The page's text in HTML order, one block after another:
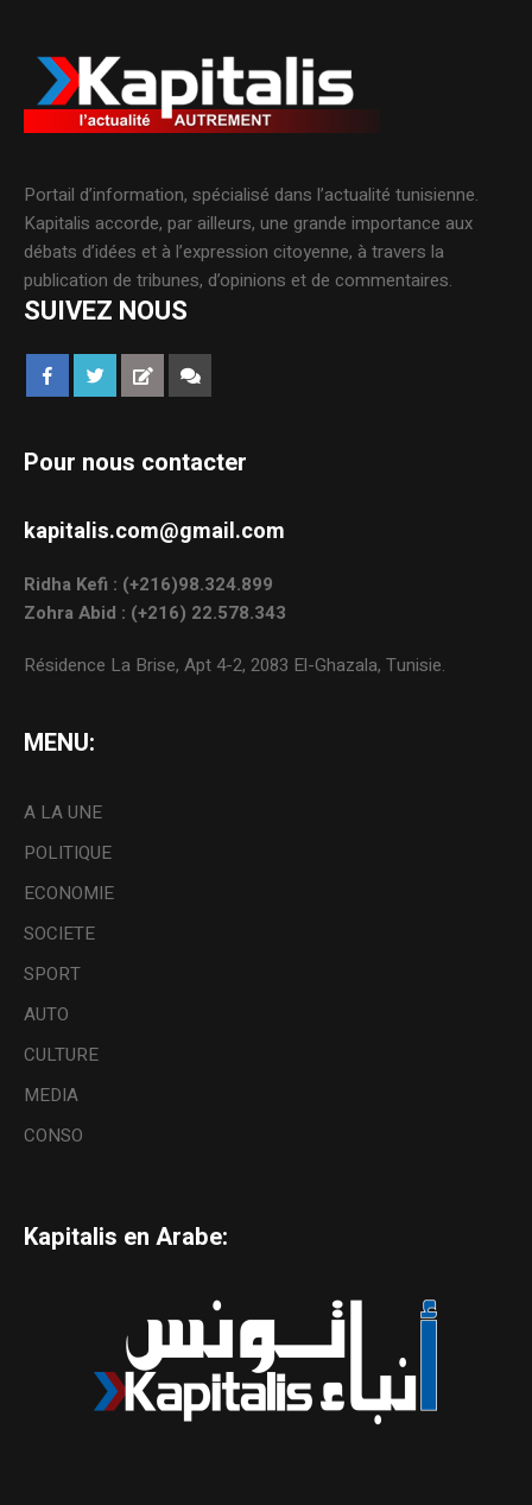
Portail d’information, spécialisé dans l’actualité tunisienne.
Kapitalis accorde, par ailleurs, une grande importance aux
débats d’idées et à l’expression citoyenne, à travers la
publication de tribunes, d’opinions et de commentaires.
SUIVEZ NOUS
Pour nous contacter
kapitalis.com@gmail.com
Ridha Kefi : (+216)98.324.899
Zohra Abid : (+216) 22.578.343
Résidence La Brise, Apt 4-2, 2083 El-Ghazala, Tunisie.
MENU:
A LA UNE
POLITIQUE
ECONOMIE
SOCIETE
SPORT
AUTO
CULTURE
MEDIA
CONSO
Kapitalis en Arabe: